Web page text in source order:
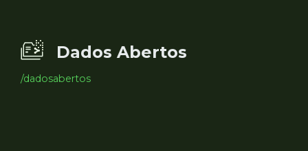
Dados Abertos
/dadosabertos